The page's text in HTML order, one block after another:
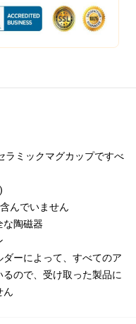
ラミックマグカップですべ
んでいません
な陶磁器
ーによって、すべてのア
ので、受け取った製品に
ん